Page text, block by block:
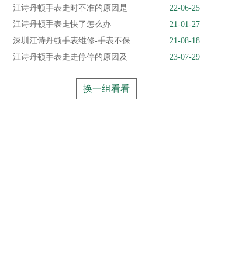
江诗丹顿手表走时不准的原因是
22-06-25
江诗丹顿手表走快了怎么办
21-01-27
深圳江诗丹顿手表维修-手表不保
21-08-18
江诗丹顿手表走走停停的原因及
23-07-29
换一组看看